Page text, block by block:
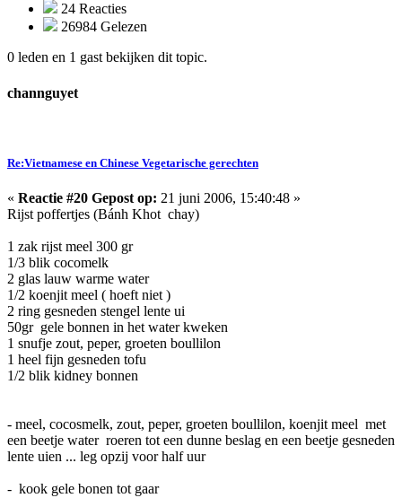
24 Reacties
26984 Gelezen
0 leden en 1 gast bekijken dit topic.
channguyet
Re:Vietnamese en Chinese Vegetarische gerechten
« Reactie #20 Gepost op: 21 juni 2006, 15:40:48 »
Rijst poffertjes (Bánh Khot chay)
1 zak rijst meel 300 gr
1/3 blik cocomelk
2 glas lauw warme water
1/2 koenjit meel ( hoeft niet )
2 ring gesneden stengel lente ui
50gr gele bonnen in het water kweken
1 snufje zout, peper, groeten boullilon
1 heel fijn gesneden tofu
1/2 blik kidney bonnen
- meel, cocosmelk, zout, peper, groeten boullilon, koenjit meel met
een beetje water roeren tot een dunne beslag en een beetje gesneden
lente uien ... leg opzij voor half uur
- kook gele bonen tot gaar